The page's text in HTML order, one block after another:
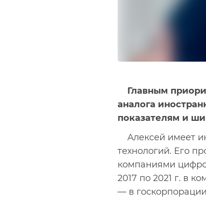
Главным
аналога
показателям и
Алексей имеет
технологий. Его
компаниями
2017 по 2021 г. в
— в